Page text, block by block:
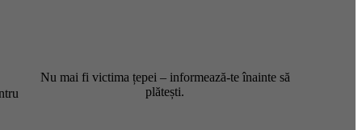
Nu mai fi victima țepei – informează-te înainte să
plătești.